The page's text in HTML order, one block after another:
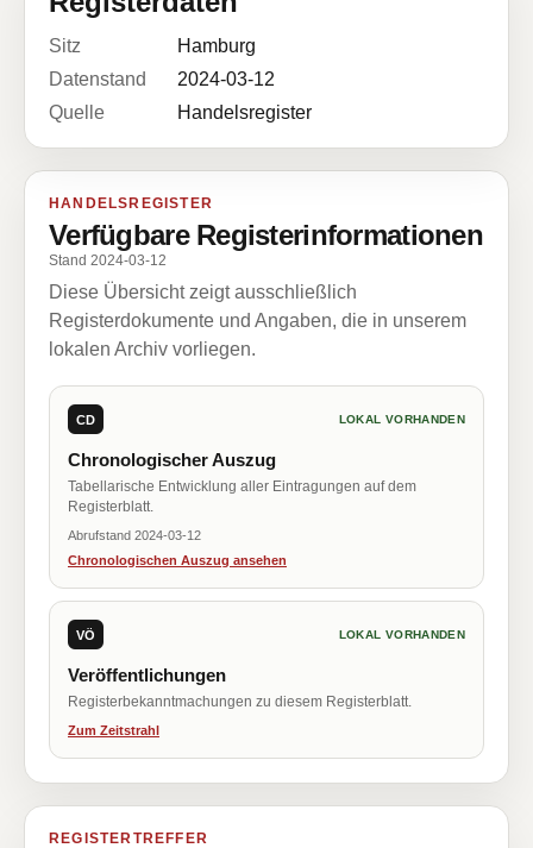
Sitz
Hamburg
Datenstand
2024-03-12
Quelle
Handelsregister
HANDELSREGISTER
Verfügbare Registerinformationen
Stand 2024-03-12
Diese Übersicht zeigt ausschließlich
Registerdokumente und Angaben, die in unserem
lokalen Archiv vorliegen.
CD LOKAL VORHANDEN
Chronologischer Auszug
Tabellarische Entwicklung aller Eintragungen auf dem
Registerblatt.
Abrufstand 2024-03-12
Chronologischen Auszug ansehen
VÖ LOKAL VORHANDEN
Veröffentlichungen
Registerbekanntmachungen zu diesem Registerblatt.
Zum Zeitstrahl
REGISTERTREFFER